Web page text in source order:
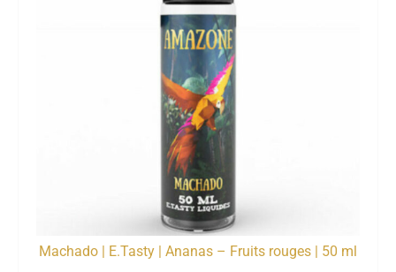
Machado | E.Tasty | Ananas – Fruits rouges | 50 ml